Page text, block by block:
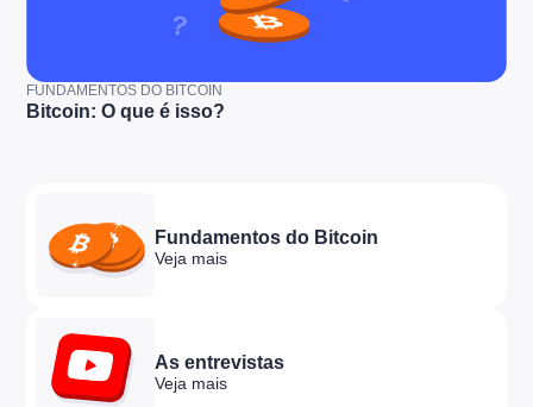
FUNDAMENTOS DO BITCOIN
Bitcoin: O que é isso?
Fundamentos do Bitcoin
Veja mais
As entrevistas
Veja mais